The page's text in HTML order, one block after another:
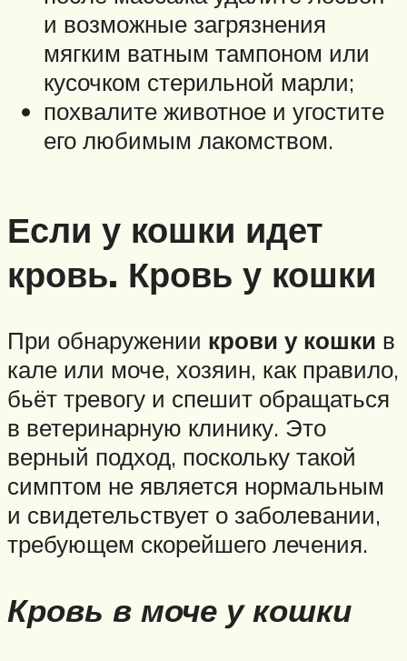
и возможные загрязнения
мягким ватным тампоном или
кусочком стерильной марли;
похвалите животное и угостите
его любимым лакомством.
Если у кошки идет
кровь. Кровь у кошки
При обнаружении крови у кошки в
кале или моче, хозяин, как правило,
бьёт тревогу и спешит обращаться
в ветеринарную клинику. Это
верный подход, поскольку такой
симптом не является нормальным
и свидетельствует о заболевании,
требующем скорейшего лечения.
Кровь в моче у кошки